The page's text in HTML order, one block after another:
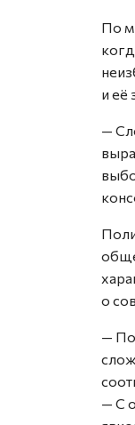
По
и её
—
о
—
— С